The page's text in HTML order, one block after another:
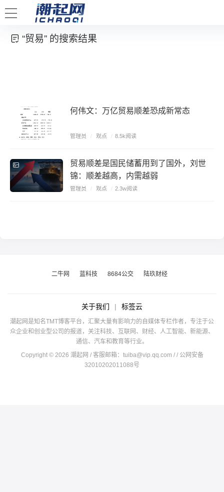
“贸易” 的搜索结果
何伟文：万亿贸易顺差恐成新常态
管理员 / 观点 / 8.5k阅读
贸易顺差是国民储蓄用到了国外，刘世
锦：顺差越高，内需越弱
管理员 / 观点 / 2.3w阅读
二牛网 蓝科技 8684公交 陆玖财经
关于我们 | 标签云
潮起网是知名TMT博客平台，汇聚大量有影响力的自媒体专栏作者，专注于公
众企业和创业型公司的报道，关注科技、互联网、财经、人工智能、新能源、
通信、汽车和教育等行业。
Copyright © 2026 潮起网 / 客服邮箱： tuiba@vip.qq.com / / 公网安备
32010202011088号